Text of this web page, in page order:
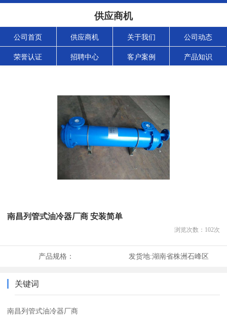
供应商机
公司首页 供应商机 关于我们 公司动态
荣誉认证 招聘中心 客户案例 产品知识
南昌列管式油冷器厂商 安装简单
浏览次数： 102次
产品规格： 发货地:湖南省株洲石峰区
关键词
南昌列管式油冷器厂商